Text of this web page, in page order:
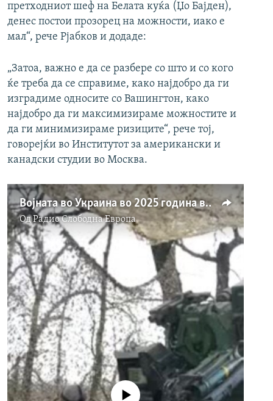
претходниот шеф на Белата куќа (Џо Бајден),
денес постои прозорец на можности, иако е
мал“, рече Рјабков и додаде:
„Затоа, важно е да се разбере со што и со кого
ќе треба да се справиме, како најдобро да ги
изградиме односите со Вашингтон, како
најдобро да ги максимизираме можностите и
да ги минимизираме ризиците“, рече тој,
говорејќи во Институтот за американски и
канадски студии во Москва.
Војната во Украина во 2025 година во услови на промена на политичката клима
ОдРадио Слободна Eвропа
No media source currently available